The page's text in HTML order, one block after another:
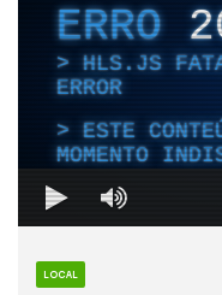
ERRO
HLS.JS
ERROR
ESTE
MOMENTO
LOCAL